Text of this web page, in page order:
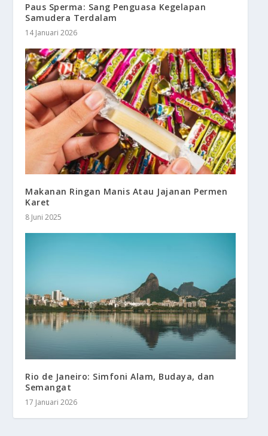
Paus Sperma: Sang Penguasa Kegelapan
Samudera Terdalam
14 Januari 2026
Makanan Ringan Manis Atau Jajanan Permen
Karet
8 Juni 2025
Rio de Janeiro: Simfoni Alam, Budaya, dan
Semangat
17 Januari 2026